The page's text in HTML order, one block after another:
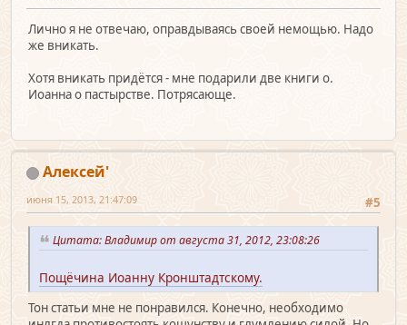
Лично я не отвечаю, оправдываясь своей немощью. Надо
же вникать.
Хотя вникать придётся - мне подарили две книги о.
Иоанна о пастырстве. Потрясающе.
Алексей'
#5
июня 15, 2013, 21:47:09
Цитата: Владимир от августа 31, 2012, 23:08:26
Пощёчина Иоанну Кронштадтскому.
Тон статьи мне не понравился. Конечно, необходимо